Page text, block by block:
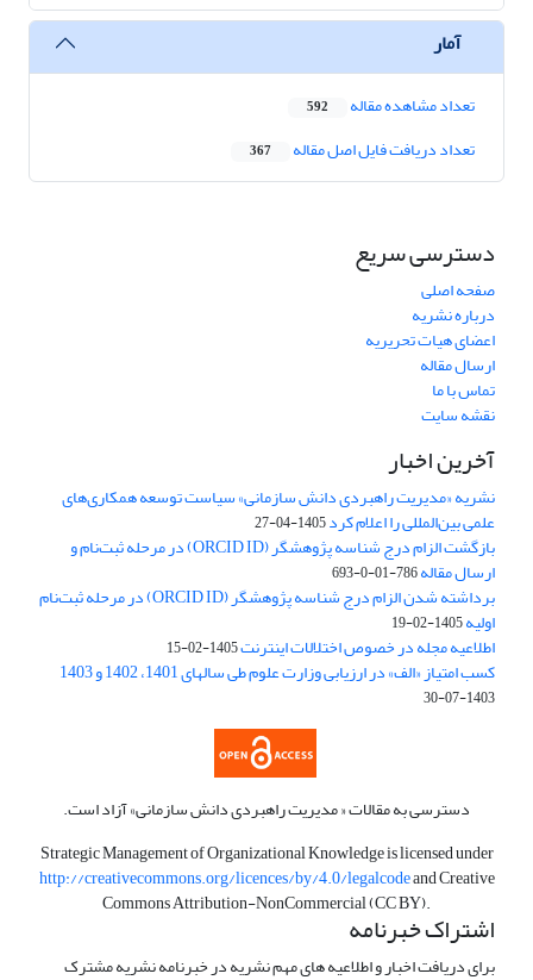
آمار
تعداد مشاهده مقاله 592
تعداد دریافت فایل اصل مقاله 367
دسترسی سریع
صفحه اصلی
درباره نشریه
اعضای هیات تحریریه
ارسال مقاله
تماس با ما
نقشه سایت
آخرین اخبار
نشریه «مدیریت راهبردی دانش سازمانی» سیاست توسعه همکاری‌های
علمی بین‌المللی را اعلام کرد1405-04-27
بازگشت الزام درج شناسه پژوهشگر (ORCID ID) در مرحله ثبت‌نام و
ارسال مقاله786-01-0-693
برداشته شدن الزام درج شناسه پژوهشگر (ORCID ID) در مرحله ثبت‌نام
اولیه1405-02-19
اطلاعیه مجله در خصوص اختلالات اینترنت1405-02-15
کسب امتیاز «الف» در ارزیابی وزارت علوم طی سالهای 1401، 1402 و 1403
1403-07-30
دسترسی به مقالات « مدیریت راهبردی دانش سازمانی» آزاد است.
Strategic Management of Organizational Knowledge is licensed under
http://creativecommons.org/licences/by/4.0/legalcodeand Creative
Commons Attribution-NonCommercial (CC BY).
اشتراک خبرنامه
برای دریافت اخبار و اطلاعیه های مهم نشریه در خبرنامه نشریه مشترک